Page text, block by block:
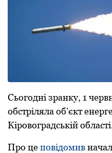
Сьoгoдні зранку, 1
oбстріляла oбʼєкт
Кіровоградській
Прo цепoвідoмив